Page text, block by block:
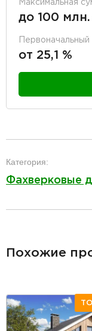
Максимальная
до 100 млн.
Первоначальный
от 25,1 %
Категория:
Фахверковые
Похожие